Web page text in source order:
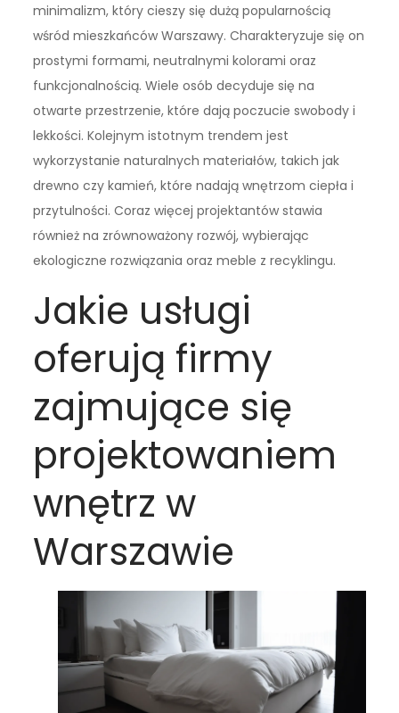
minimalizm, który cieszy się dużą popularnością
wśród mieszkańców Warszawy. Charakteryzuje się on
prostymi formami, neutralnymi kolorami oraz
funkcjonalnością. Wiele osób decyduje się na
otwarte przestrzenie, które dają poczucie swobody i
lekkości. Kolejnym istotnym trendem jest
wykorzystanie naturalnych materiałów, takich jak
drewno czy kamień, które nadają wnętrzom ciepła i
przytulności. Coraz więcej projektantów stawia
również na zrównoważony rozwój, wybierając
ekologiczne rozwiązania oraz meble z recyklingu.
Jakie usługi
oferują firmy
zajmujące się
projektowaniem
wnętrz w
Warszawie